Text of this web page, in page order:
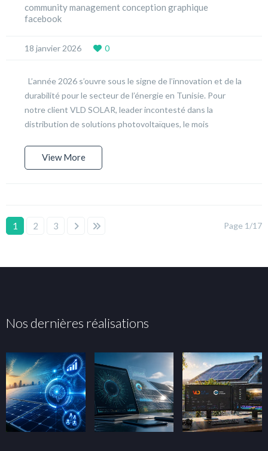
community management conception graphique
facebook
18 janvier 2026 0
L’année 2026 s’ouvre sous le signe de l’innovation et de la
durabilité pour le secteur de l’énergie en Tunisie. Pour
notre client VLD SOLAR, leader incontesté dans la
distribution de solutions photovoltaïques, le mois
View More
1 2 3 Page 1/17
Nos dernières réalisations